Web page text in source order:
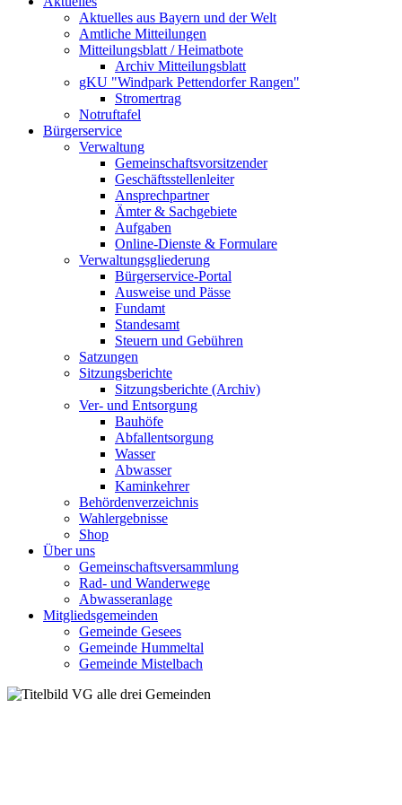
Aktuelles aus Bayern und der Welt
Amtliche Mitteilungen
Mitteilungsblatt / Heimatbote
Archiv Mitteilungsblatt
gKU "Windpark Pettendorfer Rangen"
Stromertrag
Notruftafel
Bürgerservice
Verwaltung
Gemeinschaftsvorsitzender
Geschäftsstellenleiter
Ansprechpartner
Ämter & Sachgebiete
Aufgaben
Online-Dienste & Formulare
Verwaltungsgliederung
Bürgerservice-Portal
Ausweise und Pässe
Fundamt
Standesamt
Steuern und Gebühren
Satzungen
Sitzungsberichte
Sitzungsberichte (Archiv)
Ver- und Entsorgung
Bauhöfe
Abfallentsorgung
Wasser
Abwasser
Kaminkehrer
Behördenverzeichnis
Wahlergebnisse
Shop
Über uns
Gemeinschaftsversammlung
Rad- und Wanderwege
Abwasseranlage
Mitgliedsgemeinden
Gemeinde Gesees
Gemeinde Hummeltal
Gemeinde Mistelbach